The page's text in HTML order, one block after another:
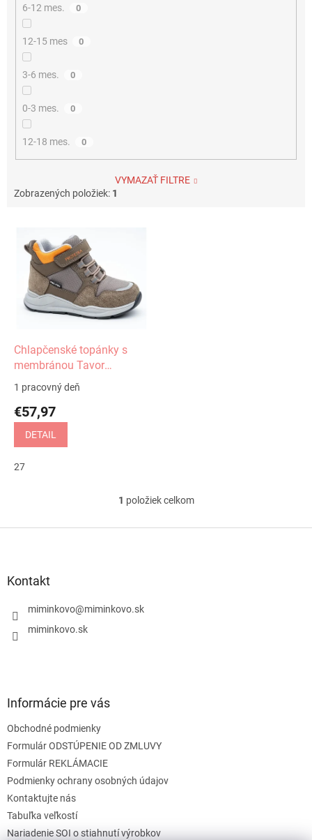
6-12 mes. 0
12-15 mes 0
3-6 mes. 0
0-3 mes. 0
12-18 mes. 0
VYMAZAŤ FILTRE
Zobrazených položiek: 1
Chlapčenské topánky s
membránou Tavor
Protetika
1 pracovný deň
€57,97
DETAIL
27
O
l
s
1 položiek celkom
Kontakt
miminkovo@miminkovo.sk
miminkovo.sk
Informácie pre vás
Obchodné podmienky
Formulár ODSTÚPENIE OD ZMLUVY
Formulár REKLÁMACIE
Podmienky ochrany osobných údajov
Kontaktujte nás
Tabuľka veľkostí
Nariadenie SOI o stiahnutí výrobkov